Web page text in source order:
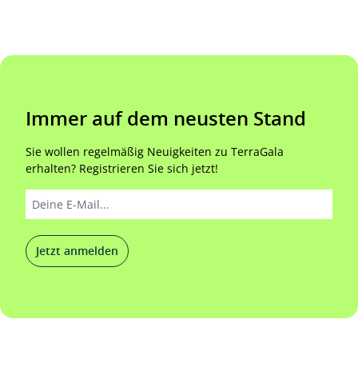
Immer auf dem neusten Stand
Sie wollen regelmäßig Neuigkeiten zu TerraGala
erhalten? Registrieren Sie sich jetzt!
Jetzt anmelden